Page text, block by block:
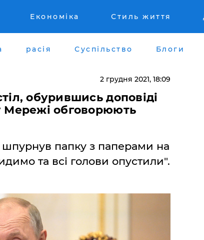
Економіка Стиль життя
расія Суспільство Блоги
2 грудня 2021, 18:09
обурившись доповіді
Мережі обговорюють
шпурнув папку з паперами на
та всі голови опустили".